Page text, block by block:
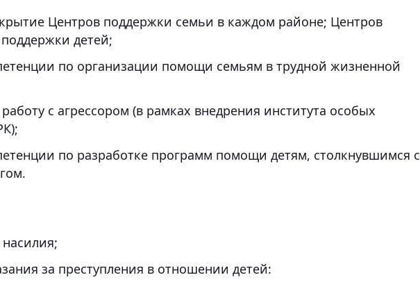
Центров поддержки семьи в каждом районе; Центров
детей;
по организации помощи семьям в трудной жизненной
с агрессором (в рамках внедрения института особых
по разработке программ помощи детям, столкнувшимся с
за преступления в отношении детей: